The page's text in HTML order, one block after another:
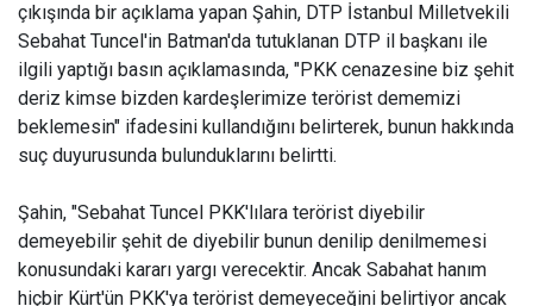
çıkışında bir açıklama yapan Şahin, DTP İstanbul Milletvekili
Sebahat Tuncel'in Batman'da tutuklanan DTP il başkanı ile
ilgili yaptığı basın açıklamasında, "PKK cenazesine biz şehit
deriz kimse bizden kardeşlerimize terörist dememizi
beklemesin" ifadesini kullandığını belirterek, bunun hakkında
suç duyurusunda bulunduklarını belirtti.
Şahin, "Sebahat Tuncel PKK'lılara terörist diyebilir
demeyebilir şehit de diyebilir bunun denilip denilmemesi
konusundaki kararı yargı verecektir. Ancak Sabahat hanım
hiçbir Kürt'ün PKK'ya terörist demeyeceğini belirtiyor ancak